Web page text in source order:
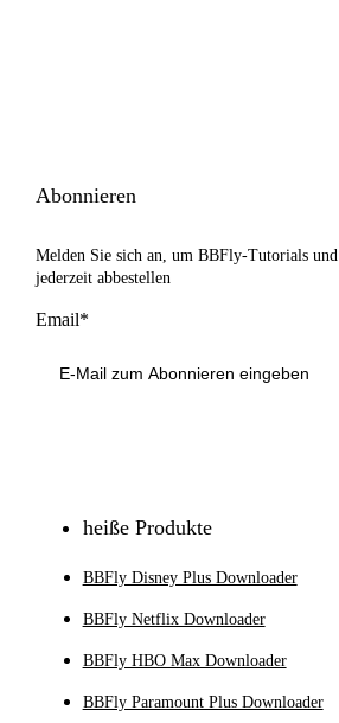
Abonnieren
Melden Sie sich an, um BBFly-Tutorials
jederzeit abbestellen
Email*
heiße Produkte
BBFly Disney Plus Downloader
BBFly Netflix Downloader
BBFly HBO Max Downloader
BBFly Paramount Plus Downloader